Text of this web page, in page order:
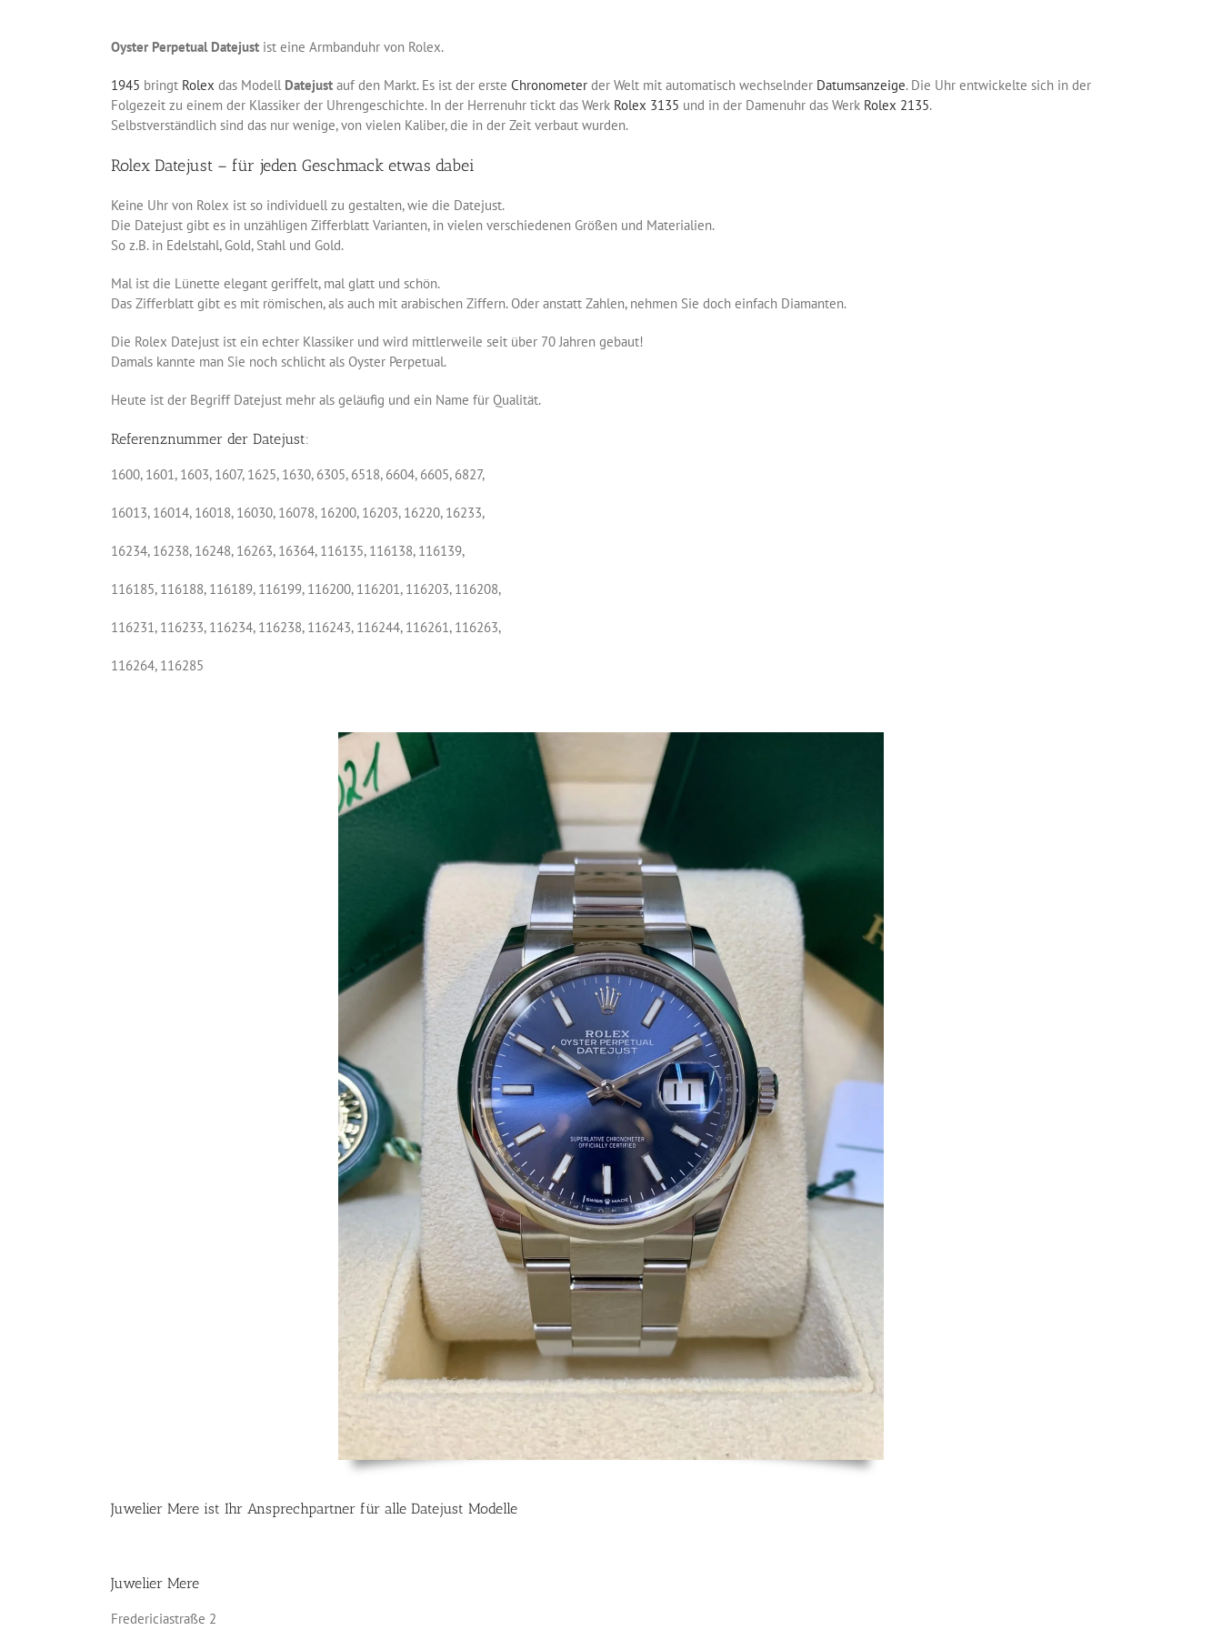
Oyster Perpetual Datejust ist eine Armbanduhr von Rolex.
1945 bringt Rolex das Modell Datejust auf den Markt. Es ist der erste Chronometer der Welt mit automatisch wechselnder Datumsanzeige. Die Uhr entwickelte sich in der
Folgezeit zu einem der Klassiker der Uhrengeschichte. In der Herrenuhr tickt das Werk Rolex 3135 und in der Damenuhr das Werk Rolex 2135.
Selbstverständlich sind das nur wenige, von vielen Kaliber, die in der Zeit verbaut wurden.
Rolex Datejust – für jeden Geschmack etwas dabei
Keine Uhr von Rolex ist so individuell zu gestalten, wie die Datejust.
Die Datejust gibt es in unzähligen Zifferblatt Varianten, in vielen verschiedenen Größen und Materialien.
So z.B. in Edelstahl, Gold, Stahl und Gold.
Mal ist die Lünette elegant geriffelt, mal glatt und schön.
Das Zifferblatt gibt es mit römischen, als auch mit arabischen Ziffern. Oder anstatt Zahlen, nehmen Sie doch einfach Diamanten.
Die Rolex Datejust ist ein echter Klassiker und wird mittlerweile seit über 70 Jahren gebaut!
Damals kannte man Sie noch schlicht als Oyster Perpetual.
Heute ist der Begriff Datejust mehr als geläufig und ein Name für Qualität.
Referenznummer der Datejust:
1600, 1601, 1603, 1607, 1625, 1630, 6305, 6518, 6604, 6605, 6827,
16013, 16014, 16018, 16030, 16078, 16200, 16203, 16220, 16233,
16234, 16238, 16248, 16263, 16364, 116135, 116138, 116139,
116185, 116188, 116189, 116199, 116200, 116201, 116203, 116208,
116231, 116233, 116234, 116238, 116243, 116244, 116261, 116263,
116264, 116285
Juwelier Mere ist Ihr Ansprechpartner für alle Datejust Modelle
Juwelier Mere
Fredericiastraße 2